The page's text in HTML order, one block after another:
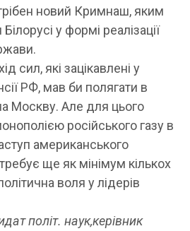
новий Кримнаш, яким
у формі реалізації
сил, які зацікавлені у
РФ, мав би полягати в
Москву. Але для цього
російського газу в
американського
ще як мінімум кількох
воля у лідерів
політ. наук,керівник